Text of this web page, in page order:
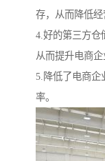
存，从而降低经
4.好的第三方仓
从而提升电商企
5.降低了电商企
率。